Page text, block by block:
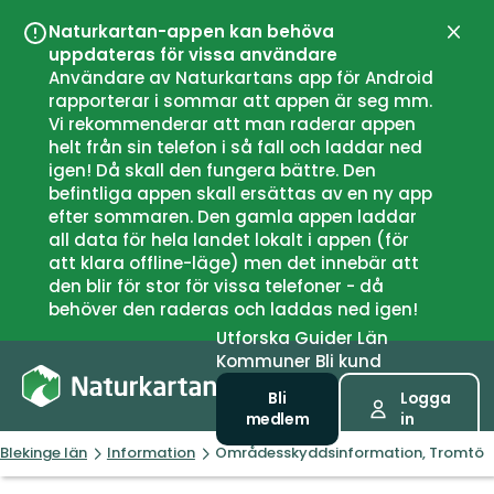
Naturkartan-appen kan behöva
uppdateras för vissa användare
Användare av Naturkartans app för Android
rapporterar i sommar att appen är seg mm.
Vi rekommenderar att man raderar appen
helt från sin telefon i så fall och laddar ned
igen! Då skall den fungera bättre. Den
befintliga appen skall ersättas av en ny app
efter sommaren. Den gamla appen laddar
all data för hela landet lokalt i appen (för
att klara offline-läge) men det innebär att
den blir för stor för vissa telefoner - då
behöver den raderas och laddas ned igen!
UtforskaGuiderLän
Kommuner Bli kund
Bli
medlem
Logga
in
Blekinge län Information Områdesskyddsinformation, Tromtö